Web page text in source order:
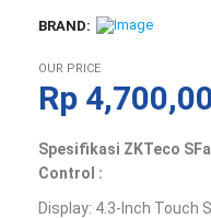
BRAND:
OUR PRICE
Rp
Spesifikasi ZKTeco
Control :
Display: 4.3-Inch Touch